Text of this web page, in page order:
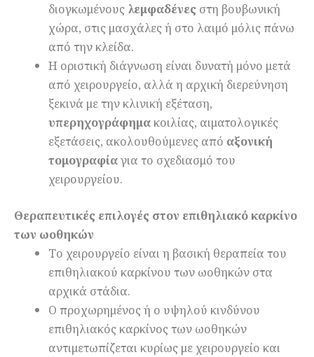
διογκωμένους λεμφαδένες στη βουβωνική
χώρα, στις μασχάλες ή στο λαιμό μόλις πάνω
από την κλείδα.
Η οριστική διάγνωση είναι δυνατή μόνο μετά
από χειρουργείο, αλλά η αρχική διερεύνηση
ξεκινά με την κλινική εξέταση,
υπερηχογράφημα κοιλίας, αιματολογικές
εξετάσεις, ακολουθούμενες από αξονική
τομογραφίαγια το σχεδιασμό του
χειρουργείου.
Θεραπευτικές επιλογές στον επιθηλιακό καρκίνο
των ωοθηκών
Το χειρουργείο είναι η βασική θεραπεία του
επιθηλιακού καρκίνου των ωοθηκών στα
αρχικά στάδια.
Ο προχωρημένος ή ο υψηλού κινδύνου
επιθηλιακός καρκίνος των ωοθηκών
αντιμετωπίζεται κυρίως με χειρουργείο και